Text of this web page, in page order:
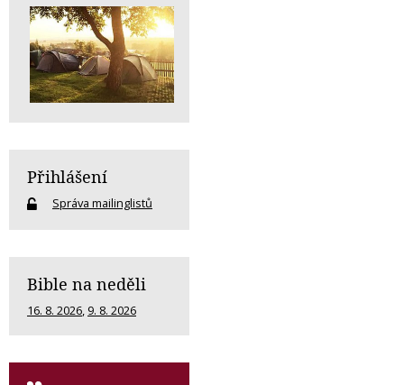
Přihlášení
Správa mailinglistů
Bible na neděli
16. 8. 2026 9. 8. 2026